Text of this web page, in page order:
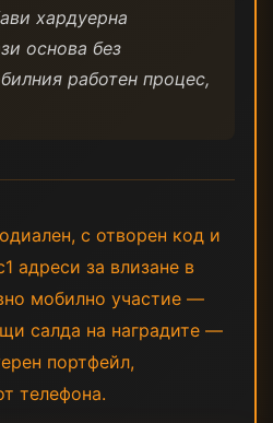
хардуерна
основа без
работен процес,
с отворен код и
адреси за влизане в
мобилно участие —
салда на наградите —
портфейл,
телефона.